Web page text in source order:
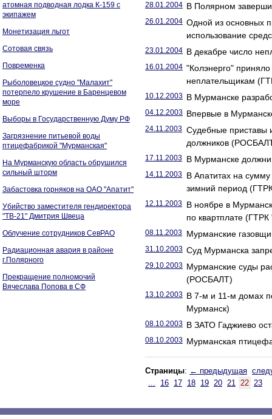
атомная подводная лодка К-159 с
экипажем
Монетизация льгот
Сотовая связь
Повременка
Рыболовецкое судно "Малахит"
потерпело крушение в Баренцевом
море
Выборы в Государственную Думу РФ
Загрязнение питьевой воды
птицефабрикой "Мурманская"
На Мурманскую область обрушился
сильный шторм
Забастовка горняков на ОАО "Апатит"
Убийство заместителя гендиректора
"ТВ-21" Дмитрия Швеца
Облучение сотрудников СевРАО
Радиационная авария в районе
г.Полярного
Прекращение полномочий
Вячеслава Попова в СФ
28.01.2004 В Полярном
26.01.2004 Одной из основных
использование
23.01.2004 В декабре число
16.01.2004 "Колэнерго"
неплательщикам
10.12.2003 В Мурманске
04.12.2003 Впервые в
24.11.2003 Судебные приставы
должников
17.11.2003 В Мурманске
14.11.2003 В Апатитах на
зимний период
12.11.2003 В ноябре в
по квартплате
08.11.2003 Мурманские
31.10.2003 Суд Мурманска
29.10.2003 Мурманские суды
(РОСБАЛТ)
13.10.2003 В 7-м и 11-м домах
Мурманск)
08.10.2003 В ЗАТО Гаджиево
08.10.2003 Мурманская
Страницы: ← предыдущая
...
16 17 18 19 20 21 22 23